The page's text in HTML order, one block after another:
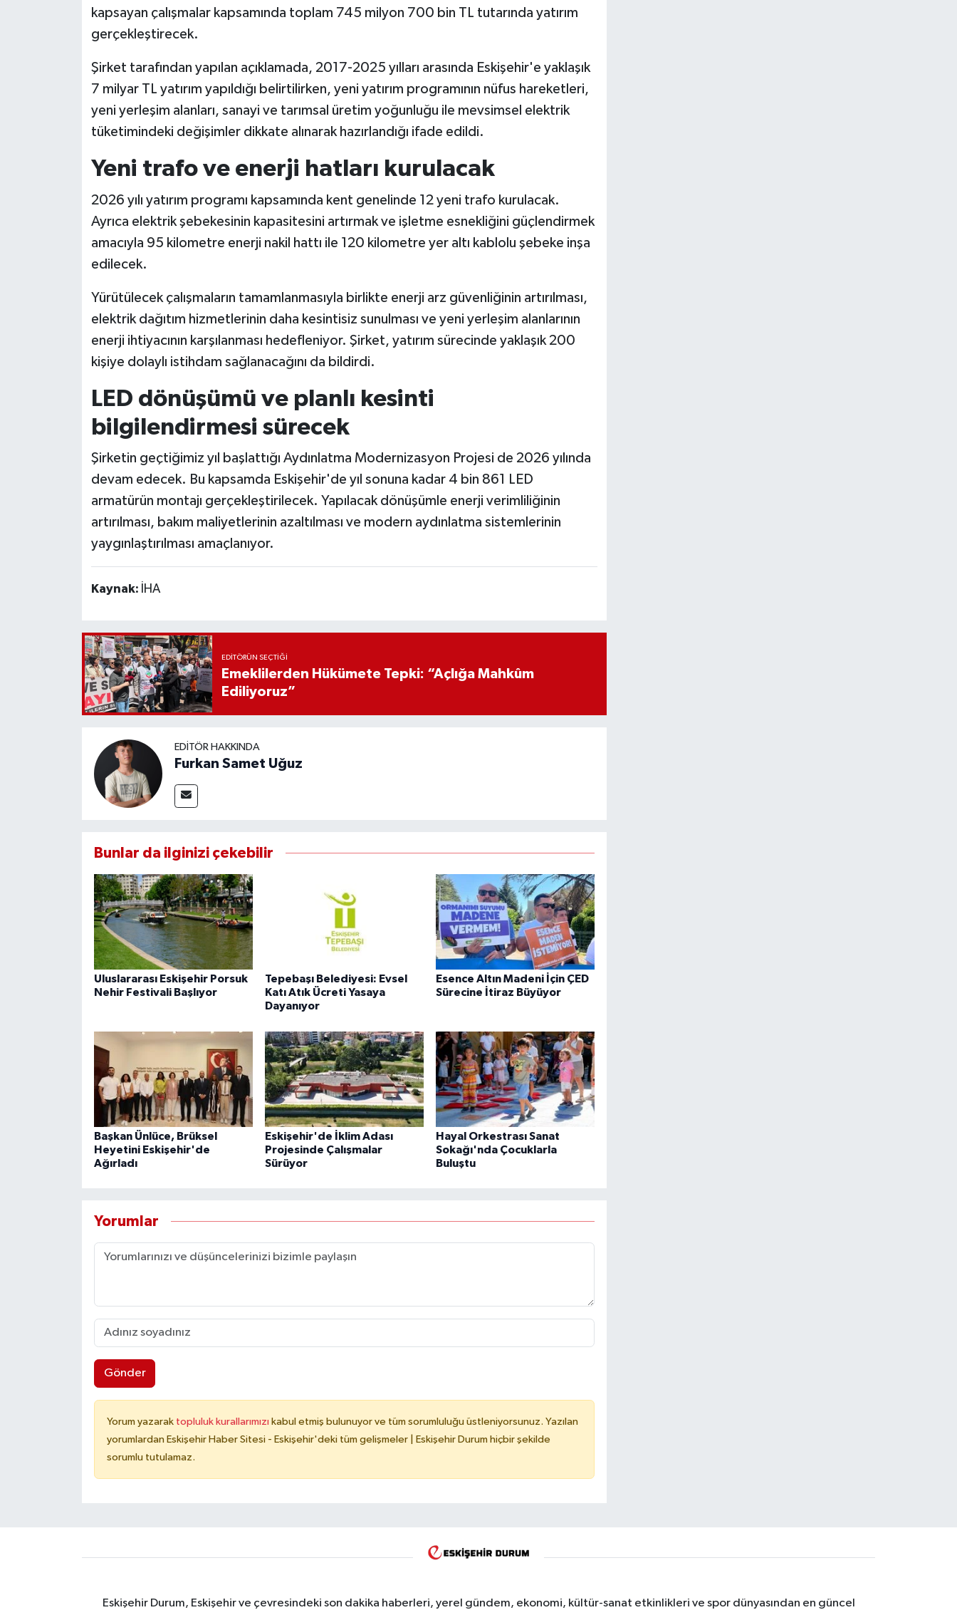
kapsayan çalışmalar kapsamında toplam 745 milyon 700 bin TL tutarında yatırım
gerçekleştirecek.
Şirket tarafından yapılan açıklamada, 2017-2025 yılları arasında Eskişehir'e yaklaşık
7 milyar TL yatırım yapıldığı belirtilirken, yeni yatırım programının nüfus hareketleri,
yeni yerleşim alanları, sanayi ve tarımsal üretim yoğunluğu ile mevsimsel elektrik
tüketimindeki değişimler dikkate alınarak hazırlandığı ifade edildi.
Yeni trafo ve enerji hatları kurulacak
2026 yılı yatırım programı kapsamında kent genelinde 12 yeni trafo kurulacak.
Ayrıca elektrik şebekesinin kapasitesini artırmak ve işletme esnekliğini güçlendirmek
amacıyla 95 kilometre enerji nakil hattı ile 120 kilometre yer altı kablolu şebeke inşa
edilecek.
Yürütülecek çalışmaların tamamlanmasıyla birlikte enerji arz güvenliğinin artırılması,
elektrik dağıtım hizmetlerinin daha kesintisiz sunulması ve yeni yerleşim alanlarının
enerji ihtiyacının karşılanması hedefleniyor. Şirket, yatırım sürecinde yaklaşık 200
kişiye dolaylı istihdam sağlanacağını da bildirdi.
LED dönüşümü ve planlı kesinti
bilgilendirmesi sürecek
Şirketin geçtiğimiz yıl başlattığı Aydınlatma Modernizasyon Projesi de 2026 yılında
devam edecek. Bu kapsamda Eskişehir'de yıl sonuna kadar 4 bin 861 LED
armatürün montajı gerçekleştirilecek. Yapılacak dönüşümle enerji verimliliğinin
artırılması, bakım maliyetlerinin azaltılması ve modern aydınlatma sistemlerinin
yaygınlaştırılması amaçlanıyor.
Kaynak: İHA
EDITÖRÜN SEÇTIĞI
Emeklilerden Hükümete Tepki: “Açlığa Mahkûm
Ediliyoruz”
EDITÖR HAKKINDA
Furkan Samet Uğuz
Bunlar da ilginizi çekebilir
Uluslararası Eskişehir Porsuk
Nehir Festivali Başlıyor
Tepebaşı Belediyesi: Evsel
Katı Atık Ücreti Yasaya
Dayanıyor
Esence Altın Madeni İçin ÇED
Sürecine İtiraz Büyüyor
Başkan Ünlüce, Brüksel
Heyetini Eskişehir'de
Ağırladı
Eskişehir'de İklim Adası
Projesinde Çalışmalar
Sürüyor
Hayal Orkestrası Sanat
Sokağı'nda Çocuklarla
Buluştu
Yorumlar
Gönder
Yorum yazarak topluluk kurallarımızı kabul etmiş bulunuyor ve tüm sorumluluğu üstleniyorsunuz. Yazılan
yorumlardan Eskişehir Haber Sitesi - Eskişehir'deki tüm gelişmeler | Eskişehir Durum hiçbir şekilde
sorumlu tutulamaz.
Eskişehir Durum, Eskişehir ve çevresindeki son dakika haberleri, yerel gündem, ekonomi, kültür-sanat etkinlikleri ve spor dünyasından en güncel